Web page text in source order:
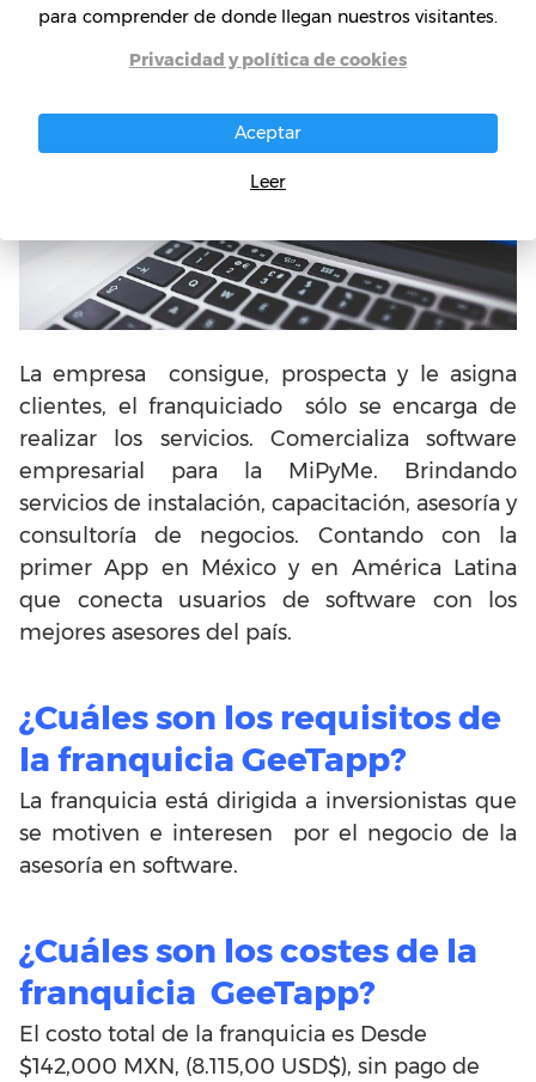
La empresa consigue, prospecta y le asigna
clientes, el franquiciado sólo se encarga de
realizar los servicios. Comercializa software
empresarial para la MiPyMe. Brindando
servicios de instalación, capacitación, asesoría y
consultoría de negocios. Contando con la
primer App en México y en América Latina
que conecta usuarios de software con los
mejores asesores del país.
¿Cuáles son los requisitos de
la franquicia GeeTapp?
La franquicia está dirigida a inversionistas que
se motiven e interesen por el negocio de la
asesoría en software.
¿Cuáles son los costes de la
franquicia GeeTapp?
El costo total de la franquicia es Desde
$142,000 MXN, (8.115,00 USD$), sin pago de
para comprender de donde llegan nuestros visitantes.
Privacidad y política de cookies
Aceptar
Leer